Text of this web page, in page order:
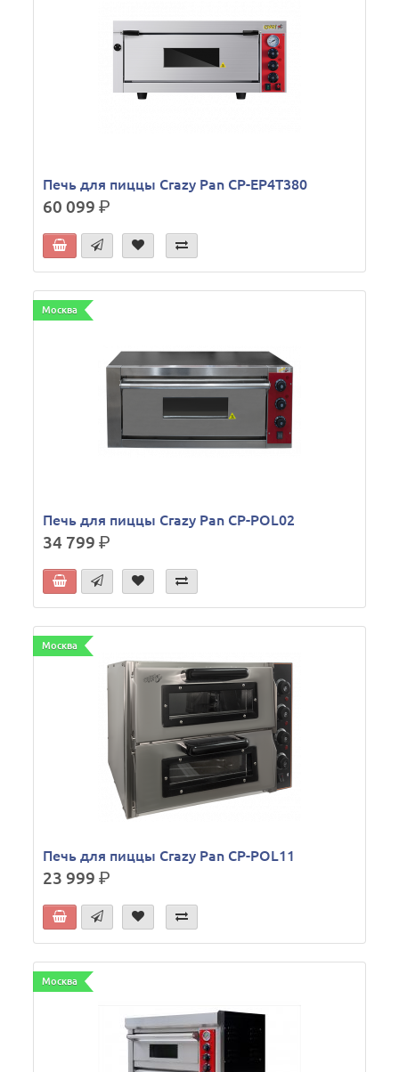
Печь для пиццы Crazy Pan CP-EP4T380
60 099р.
Москва
Печь для пиццы Crazy Pan CP-POL02
34 799р.
Москва
Печь для пиццы Crazy Pan CP-POL11
23 999р.
Москва